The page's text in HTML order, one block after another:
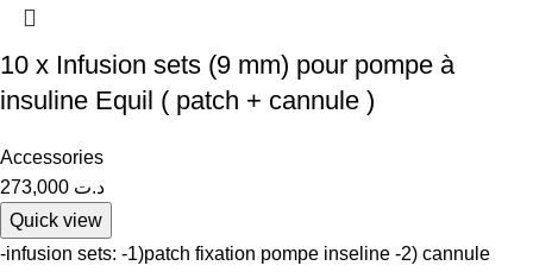
10 x Infusion sets (9 mm) pour pompe à
insuline Equil ( patch + cannule )
Accessories
د.ت
Quick view
-infusion sets: -1)patch fixation pompe inseline -2) cannule